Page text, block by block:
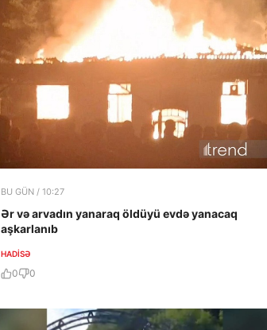
BU GÜN / 10:27
Ər və arvadın yanaraq öldüyü evdə yanacaq
aşkarlanıb
HADISƏ
0 0